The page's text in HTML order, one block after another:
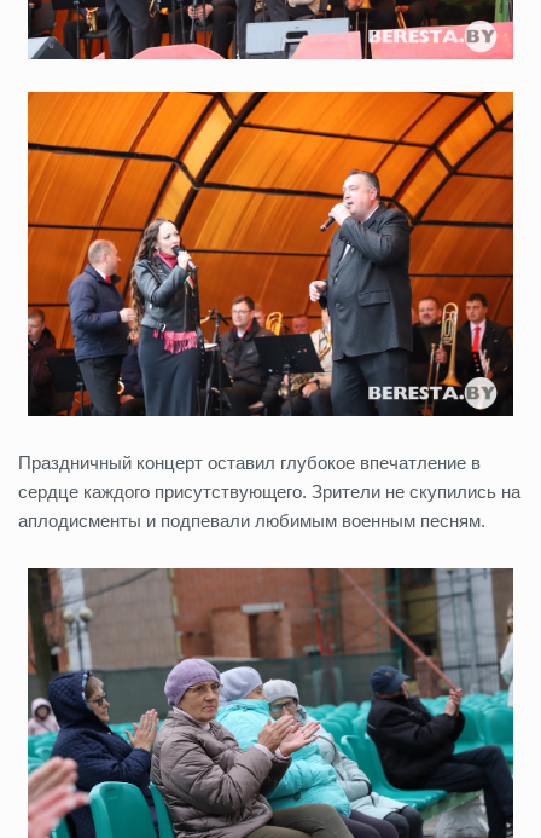
Праздничный концерт оставил глубокое впечатление в
сердце каждого присутствующего. Зрители не скупились на
аплодисменты и подпевали любимым военным песням.